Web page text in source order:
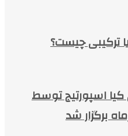
ترکیبی چیست؟
اسپورتیج توسط
برگزار شد